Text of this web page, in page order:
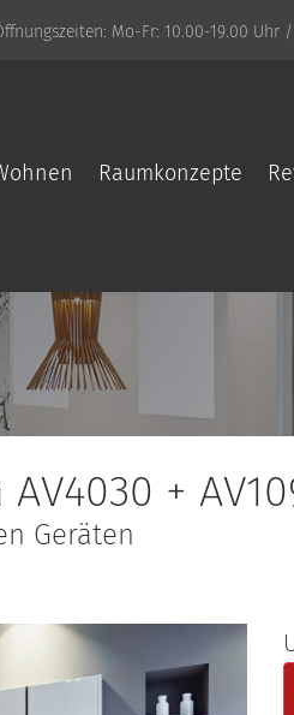
Mo-Fr: 10.00-19.00 Uhr
Raumkonzepte
+
Geräten